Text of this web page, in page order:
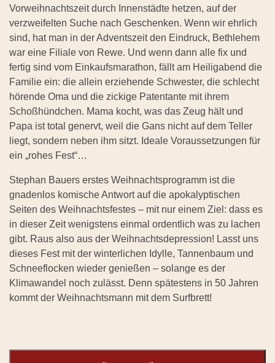
Vorweihnachtszeit durch Innenstädte hetzen, auf der
verzweifelten Suche nach Geschenken. Wenn wir ehrlich
sind, hat man in der Adventszeit den Eindruck, Bethlehem
war eine Filiale von Rewe. Und wenn dann alle fix und
fertig sind vom Einkaufsmarathon, fällt am Heiligabend die
Familie ein: die allein erziehende Schwester, die schlecht
hörende Oma und die zickige Patentante mit ihrem
Schoßhündchen. Mama kocht, was das Zeug hält und
Papa ist total genervt, weil die Gans nicht auf dem Teller
liegt, sondern neben ihm sitzt. Ideale Voraussetzungen für
ein „rohes Fest“…
Stephan Bauers erstes Weihnachtsprogramm ist die
gnadenlos komische Antwort auf die apokalyptischen
Seiten des Weihnachtsfestes – mit nur einem Ziel: dass es
in dieser Zeit wenigstens einmal ordentlich was zu lachen
gibt. Raus also aus der Weihnachtsdepression! Lasst uns
dieses Fest mit der winterlichen Idylle, Tannenbaum und
Schneeflocken wieder genießen – solange es der
Klimawandel noch zulässt. Denn spätestens in 50 Jahren
kommt der Weihnachtsmann mit dem Surfbrett!